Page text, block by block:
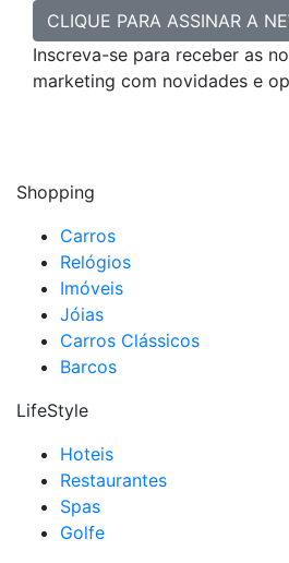
CLIQUE PARA ASSINAR A
Inscreva-se para receber as
marketing com novidades e
Shopping
Carros
Relógios
Imóveis
Jóias
Carros Clássicos
Barcos
LifeStyle
Hoteis
Restaurantes
Spas
Golfe